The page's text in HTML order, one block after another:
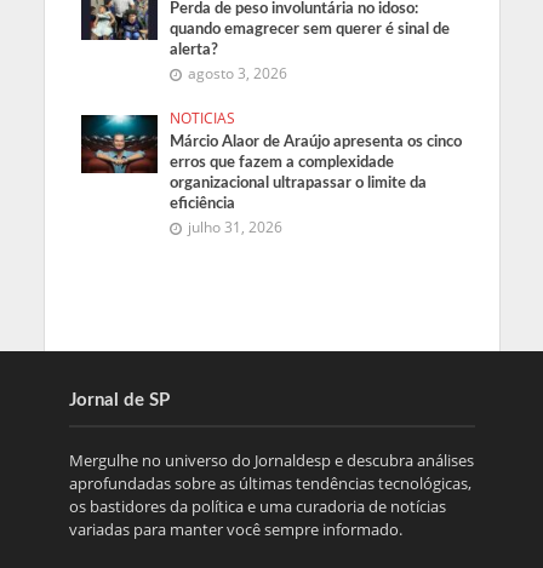
Perda de peso involuntária no idoso:
quando emagrecer sem querer é sinal de
alerta?
agosto 3, 2026
NOTICIAS
Márcio Alaor de Araújo apresenta os cinco
erros que fazem a complexidade
organizacional ultrapassar o limite da
eficiência
julho 31, 2026
Jornal de SP
Mergulhe no universo do Jornaldesp e descubra análises
aprofundadas sobre as últimas tendências tecnológicas,
os bastidores da política e uma curadoria de notícias
variadas para manter você sempre informado.